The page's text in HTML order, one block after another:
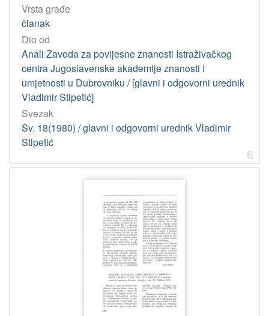
Vrsta građe
članak
Dio od
Anali Zavoda za povijesne znanosti Istraživačkog
centra Jugoslavenske akademije znanosti i
umjetnosti u Dubrovniku / [glavni i odgovorni urednik
Vladimir Stipetić]
Svezak
Sv. 18(1980) / glavni i odgovorni urednik Vladimir
Stipetić
6